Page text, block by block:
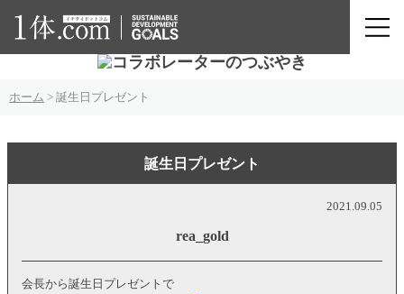
ホーム > 誕生日プレゼント
誕生日プレゼント
2021.09.05
rea_gold
会長から誕生日プレゼントで